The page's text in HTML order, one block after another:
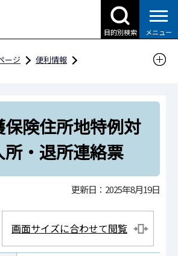
目的別検索 メニュー
ージ
便利情報
ウンロード（企業の方へ）
索
健康・福祉
介護
護保険住所地特例対象施設入所・退所連
険住所地特例対
・退所連絡票
更新日：2025年8月19日
画面サイズに合わせて閲覧